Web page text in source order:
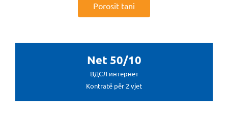
Porosit tani
Net 50/10
ВДСЛ интернет
Kontratë për 2 vjet